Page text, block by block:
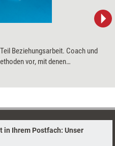
Beziehungsarbeit. Coach und
vor, mit denen
in Ihrem Postfach: Unser